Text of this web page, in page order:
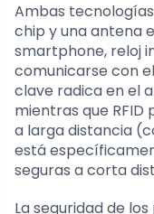
Ambas
chip y una antena
smartphone, reloj
comunicarse con
clave radica en el
mientras que
a larga distancia
está
seguras a corta
La seguridad de